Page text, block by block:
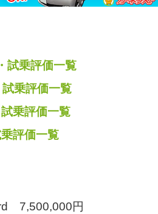
試乗評価一覧
乗評価一覧
乗評価一覧
評価一覧
7,500,000円